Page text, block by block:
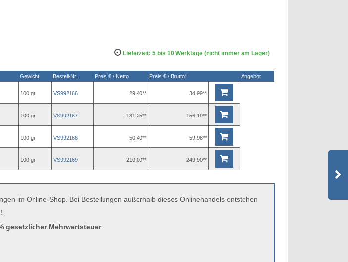
Lieferzeit: 5 bis 10 Werktage (nicht immer am Lager)
Gewicht Bestell-Nr: Preis € / Netto Preis € / Brutto* Angebot
100 gr VS992166 29,40** 34,99**
100 gr VS992167 131,25** 156,19**
100 gr VS992168 50,40** 59,98**
100 gr VS992169 210,00** 249,90**
im Online-Shop. Bei Bestellungen außerhalb dieses Onlinehandels entstehen
gesetzlicher Mehrwertsteuer